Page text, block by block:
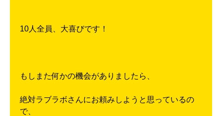
10人全員、大喜びです！
もしまた何かの機会がありましたら、
絶対ラブラボさんにお頼みしようと思っているの
で、